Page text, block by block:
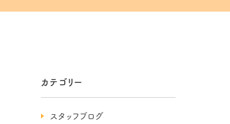
カテゴリー
スタッフブログ